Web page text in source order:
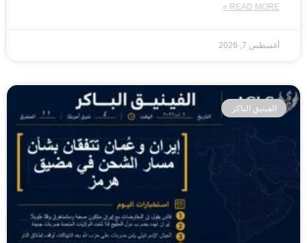
READ MORE »
أغسطس 7, 2026
الفينيق الباكر